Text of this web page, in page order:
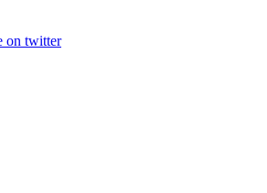
on twitter